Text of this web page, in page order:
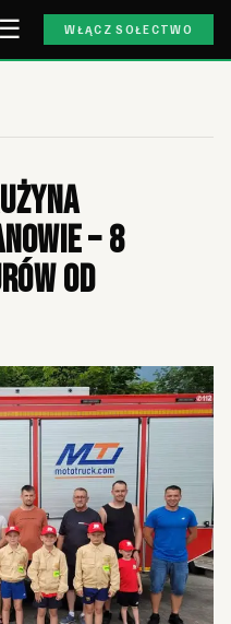
☰ WŁĄCZ SOŁECTWO
– 8
od